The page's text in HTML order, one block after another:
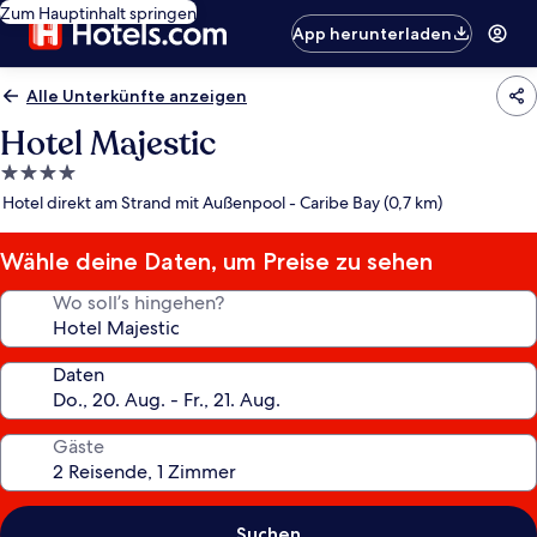
Zum Hauptinhalt springen
App herunterladen
Alle Unterkünfte anzeigen
Hotel Majestic
4.0-
Sterne-
Hotel direkt am Strand mit Außenpool - Caribe Bay (0,7 km)
Wähle deine Daten, um Preise zu sehen
Wo soll’s hingehen?
Daten
Gäste